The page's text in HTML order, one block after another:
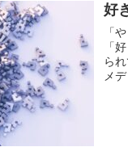
好
「
「
ら
メ